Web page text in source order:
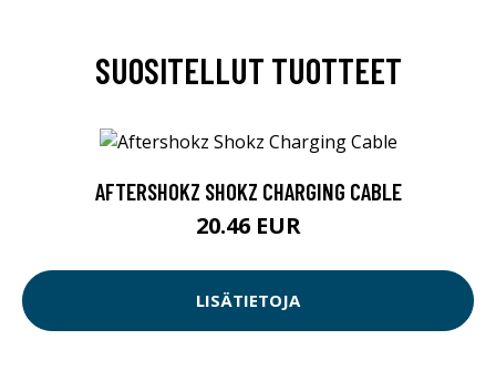
SUOSITELLUT TUOTTEET
AFTERSHOKZ SHOKZ CHARGING CABLE
20.46 EUR
LISÄTIETOJA